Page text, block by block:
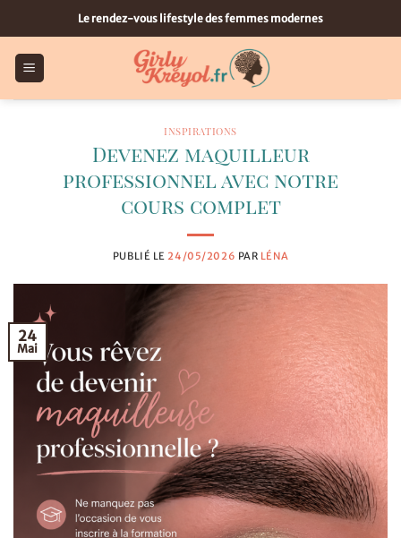
au
contenu
Le rendez-vous lifestyle des femmes modernes
INSPIRATIONS
Devenez maquilleur
professionnel avec notre
cours complet
PUBLIÉ LE 24/05/2026 PAR LÉNA
24
Mai